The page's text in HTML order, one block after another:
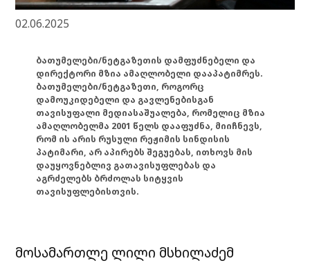
02.06.2025
ბათუმელები/ნეტგაზეთის დამფუძნებელი და
დირექტორი მზია ამაღლობელი დააპატიმრეს.
ბათუმელები/ნეტგაზეთი, როგორც
დამოუკიდებელი და გავლენებისგან
თავისუფალი მედიასაშუალება, რომელიც მზია
ამაღლობელმა 2001 წელს დააფუძნა, მიიჩნევს,
რომ ის არის რუსული რეჟიმის სინდისის
პატიმარი, არ აპირებს შეგუებას, ითხოვს მის
დაუყოვნებლივ გათავისუფლებას და
აგრძელებს ბრძოლას სიტყვის
თავისუფლებისთვის.
მოსამართლე ლილი მსხილაძემ